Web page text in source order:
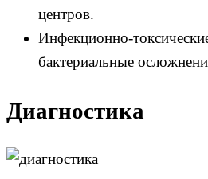
центров.
Инфекционно-
бактериальные
Диагностика